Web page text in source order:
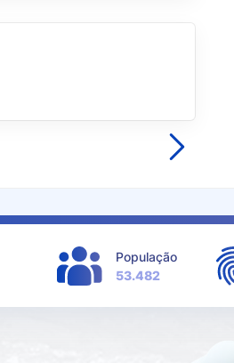
População
53.482